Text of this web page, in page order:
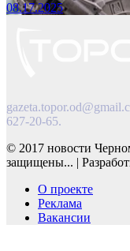
08.17.2025
627-20-65.
© 2017 новости
защищены... |
О проекте
Реклама
Вакансии